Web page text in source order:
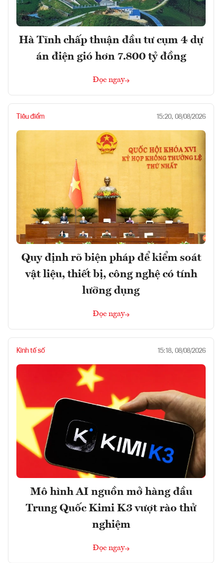
Hà Tĩnh chấp thuận đầu tư cụm 4 dự
án điện gió hơn 7.800 tỷ đồng
Đọc ngay
Tiêu điểm 15:20, 08/08/2026
Quy định rõ biện pháp để kiểm soát
vật liệu, thiết bị, công nghệ có tính
lưỡng dụng
Đọc ngay
Kinh tế số 15:18, 08/08/2026
Mô hình AI nguồn mở hàng đầu
Trung Quốc Kimi K3 vượt rào thử
nghiệm
Đọc ngay